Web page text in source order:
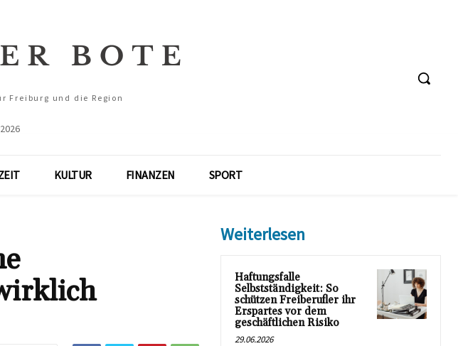
Freiburg und die Region
KULTUR FINANZEN SPORT
Weiterlesen
Haftungsfalle
Selbstständigkeit: So
schützen Freiberufler ihr
Erspartes vor dem
geschäftlichen Risiko
29.06.2026